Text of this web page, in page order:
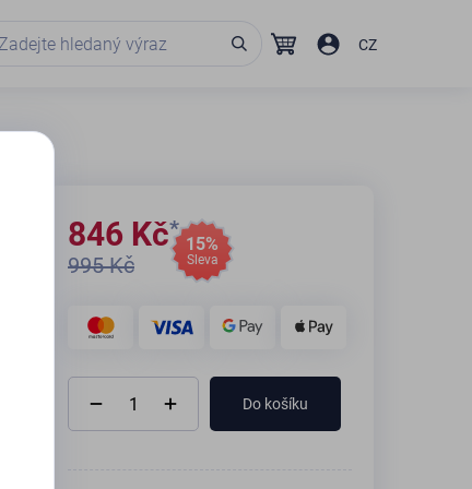
CZ
846 Kč
995 Kč
15%
Sleva
Do košíku